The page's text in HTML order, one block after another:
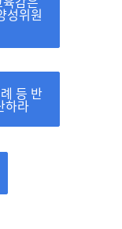
성위원
등 반
하라